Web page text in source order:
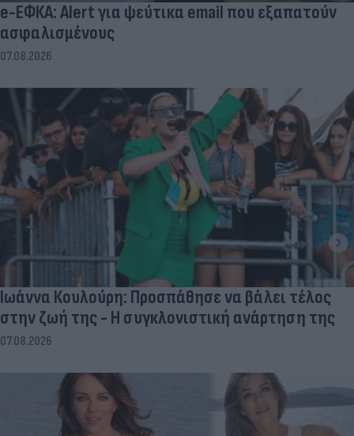
e-ΕΦΚΑ: Alert για ψεύτικα email που εξαπατούν
ασφαλισμένους
07.08.2026
Ιωάννα Κουλούρη: Προσπάθησε να βάλει τέλος
στην ζωή της - Η συγκλονιστική ανάρτηση της
07.08.2026